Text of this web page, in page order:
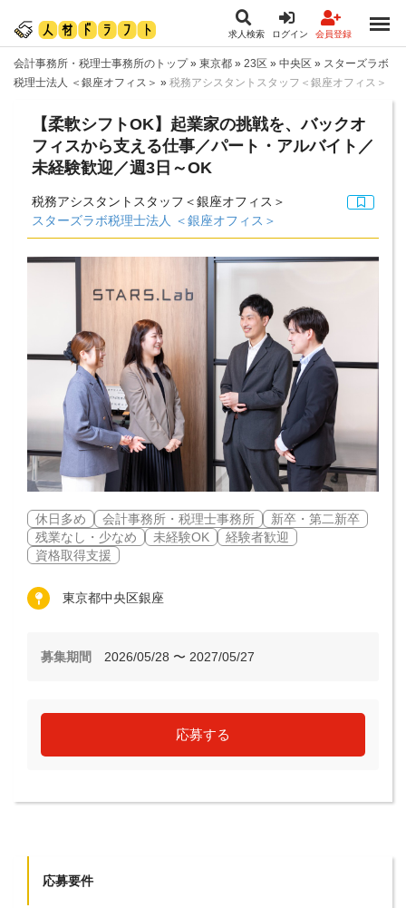
求人検索 ログイン 会員登録
会計事務所・税理士事務所のトップ» 東京都 » 23区 » 中央区 » スターズラボ
税理士法人 ＜銀座オフィス＞ » 税務アシスタントスタッフ＜銀座オフィス＞
【柔軟シフトOK】起業家の挑戦を、バックオ
フィスから支える仕事／パート・アルバイト／
未経験歓迎／週3日～OK
税務アシスタントスタッフ＜銀座オフィス＞
スターズラボ税理士法人 ＜銀座オフィス＞
休日多め 会計事務所・税理士事務所
新卒・第二新卒
残業なし・少なめ
未経験OK
経験者歓迎
資格取得支援
東京都中央区銀座
募集期間 2026/05/28 〜 2027/05/27
応募する
応募要件